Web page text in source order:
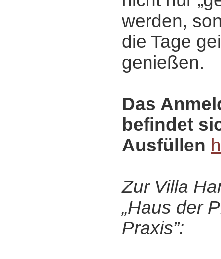
werden,
die Tage
genießen.
Das
befindet
Ausfüllen
Zur Villa
„Haus der
Praxis”: